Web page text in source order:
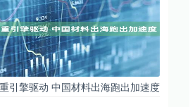
引擎驱动 中国材料出海跑出加速度